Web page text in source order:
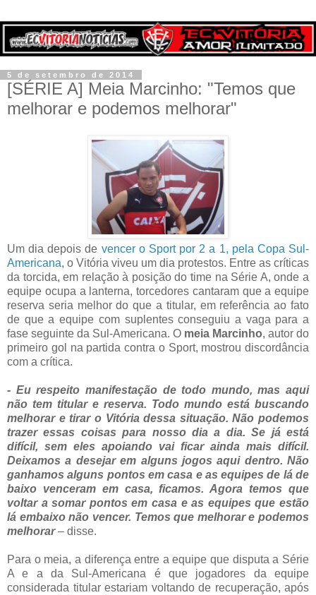
5 de setembro de 2014
[SÉRIE A] Meia Marcinho: "Temos que
melhorar e podemos melhorar"
Um dia depois de vencer o Sport por 2 a 1, pela Copa Sul-
Americana, o Vitória viveu um dia protestos. Entre as críticas
da torcida, em relação à posição do time na Série A, onde a
equipe ocupa a lanterna, torcedores cantaram que a equipe
reserva seria melhor do que a titular, em referência ao fato
de que a equipe com suplentes conseguiu a vaga para a
fase seguinte da Sul-Americana. O meia Marcinho, autor do
primeiro gol na partida contra o Sport, mostrou discordância
com a crítica.
- Eu respeito manifestação de todo mundo, mas aqui
não tem titular e reserva. Todo mundo está buscando
melhorar e tirar o Vitória dessa situação. Não podemos
trazer essas coisas para nosso dia a dia. Se já está
difícil, sem eles apoiando vai ficar ainda mais difícil.
Deixamos a desejar em alguns jogos aqui dentro. Não
ganhamos alguns pontos em casa e as equipes de lá de
baixo venceram em casa, ficamos. Agora temos que
voltar a somar pontos em casa e as equipes que estão
lá embaixo não vencer. Temos que melhorar e podemos
melhorar– disse.
Para o meia, a diferença entre a equipe que disputa a Série
A e a da Sul-Americana é que jogadores da equipe
considerada titular estariam voltando de recuperação, após